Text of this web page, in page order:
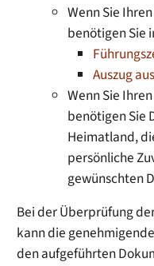
Wenn Sie
benötigen Sie
Auszug
Wenn Sie
benötigen Sie
Heimatland,
persönliche
gewünschten
Bei der Überprüfung
kann die
den aufgeführten